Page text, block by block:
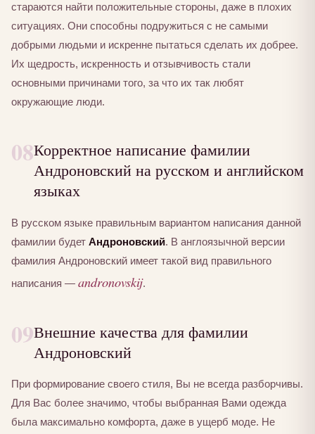
стараются найти положительные стороны, даже в плохих
ситуациях. Они способны подружиться с не самыми
добрыми людьми и искренне пытаться сделать их добрее.
Их щедрость, искренность и отзывчивость стали
основными причинами того, за что их так любят
окружающие люди.
08Корректное написание фамилии
Андроновский на русском и английском
языках
В русском языке правильным вариантом написания данной
фамилии будет Андроновский. В англоязычной версии
фамилия Андроновский имеет такой вид правильного
написания — andronovskij.
09Внешние качества для фамилии
Андроновский
При формирование своего стиля, Вы не всегда разборчивы.
Для Вас более значимо, чтобы выбранная Вами одежда
была максимально комфорта, даже в ущерб моде. Не